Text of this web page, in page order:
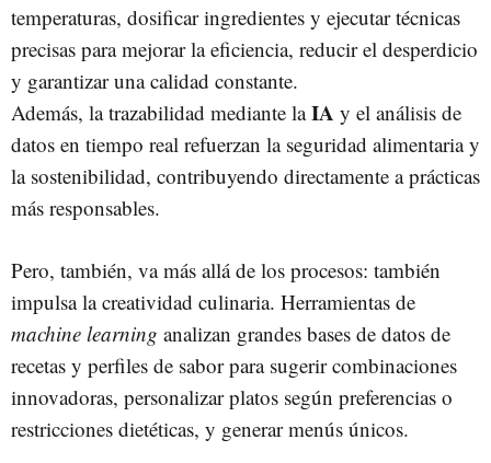
temperaturas, dosificar ingredientes y ejecutar técnicas
precisas para mejorar la eficiencia, reducir el desperdicio
y garantizar una calidad constante.
Además, la trazabilidad mediante laIA y el análisis de
datos en tiempo real refuerzan la seguridad alimentaria y
la sostenibilidad, contribuyendo directamente a prácticas
más responsables.
Pero, también, va más allá de los procesos: también
impulsa la creatividad culinaria. Herramientas de
machine learning analizan grandes bases de datos de
recetas y perfiles de sabor para sugerir combinaciones
innovadoras, personalizar platos según preferencias o
restricciones dietéticas, y generar menús únicos.